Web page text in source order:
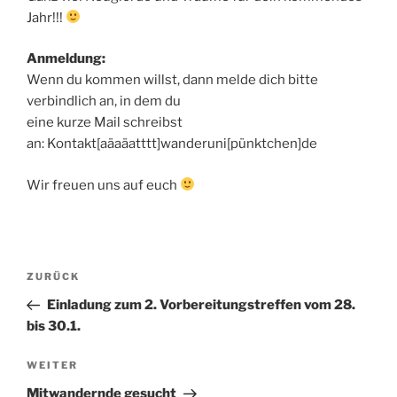
Jahr!!!
Anmeldung:
Wenn du kommen willst, dann melde dich bitte
verbindlich an, in dem du
eine kurze Mail schreibst
an: Kontakt[aäaäatttt]wanderuni[pünktchen]de
Wir freuen uns auf euch
Beitragsnavigation
Vorheriger
Beitrag
ZURÜCK
Einladung zum 2. Vorbereitungstreffen vom 28.
bis 30.1.
Nächster
Beitrag
WEITER
Mitwandernde gesucht